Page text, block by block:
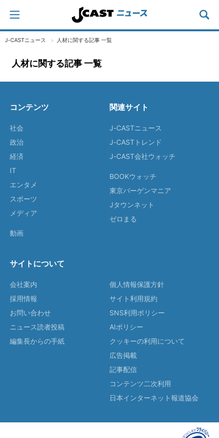
J-CASTニュース 人材に関する記事 一覧
人材に関する記事 一覧
コンテンツ
社会
政治
経済
IT
エンタメ
スポーツ
メディア
動画
関連サイト
J-CASTニュース
J-CASTトレンド
J-CAST会社ウォッチ
BOOKウォッチ
東京バーゲンマニア
Jタウンネット
ゼロまる
サイトについて
会社案内
採用情報
お問い合わせ
ニュース読者投稿
編集長からの手紙
個人情報保護方針
サイト利用規約
SNS利用ポリシー
AIポリシー
クッキーの利用について
広告掲載
記事配信
コンテンツ二次利用
日本インターネット報道協会